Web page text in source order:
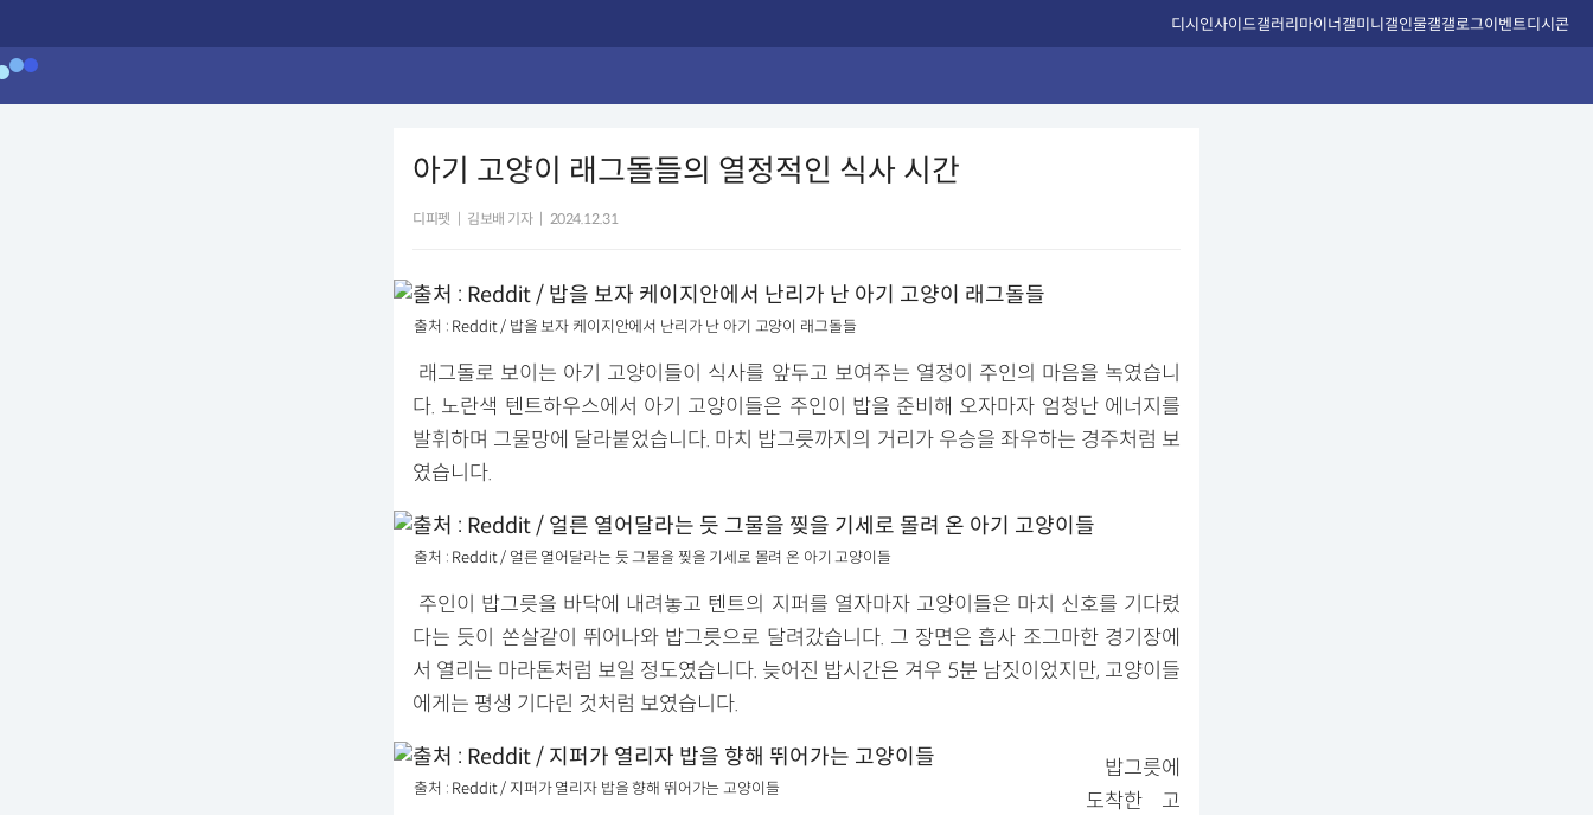
디시인사이드갤러리마이너갤미니갤인물갤갤로그이벤트디시콘
아기 고양이 래그돌들의 열정적인 식사 시간
디피펫 김보배 기자 2024.12.31
출처 : Reddit / 밥을 보자 케이지안에서 난리가 난 아기 고양이 래그돌들
래그돌로 보이는 아기 고양이들이 식사를 앞두고 보여주는 열정이 주인의 마음을 녹였습니
다. 노란색 텐트하우스에서 아기 고양이들은 주인이 밥을 준비해 오자마자 엄청난 에너지를
발휘하며 그물망에 달라붙었습니다. 마치 밥그릇까지의 거리가 우승을 좌우하는 경주처럼 보
였습니다.
출처 : Reddit / 얼른 열어달라는 듯 그물을 찢을 기세로 몰려 온 아기 고양이들
주인이 밥그릇을 바닥에 내려놓고 텐트의 지퍼를 열자마자 고양이들은 마치 신호를 기다렸
다는 듯이 쏜살같이 뛰어나와 밥그릇으로 달려갔습니다. 그 장면은 흡사 조그마한 경기장에
서 열리는 마라톤처럼 보일 정도였습니다. 늦어진 밥시간은 겨우 5분 남짓이었지만, 고양이들
에게는 평생 기다린 것처럼 보였습니다.
출처 : Reddit / 지퍼가 열리자 밥을 향해 뛰어가는 고양이들
밥그릇에
도착한 고